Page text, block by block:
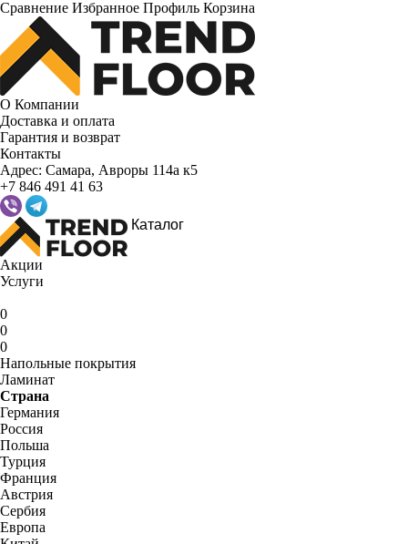
Сравнение Избранное Профиль Корзина
О Компании
Доставка и оплата
Гарантия и возврат
Контакты
Адрес: Самара, Авроры 114а к5
+7 846 491 41 63
Каталог
Акции
Услуги
0
0
0
Напольные покрытия
Ламинат
Страна
Германия
Россия
Польша
Турция
Франция
Австрия
Сербия
Европа